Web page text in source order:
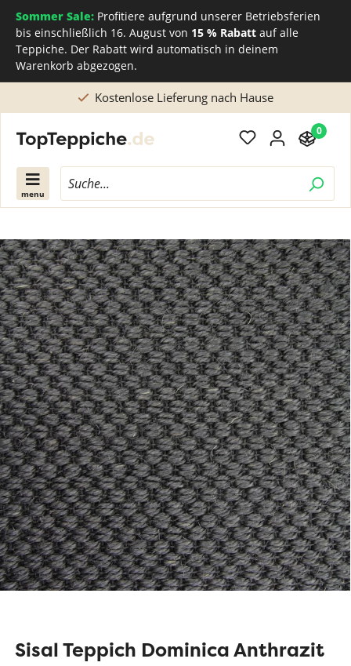
Sommer Sale: Profitiere aufgrund unserer Betriebsferien
bis einschließlich 16. August von 15 % Rabatt auf alle
Teppiche. Der Rabatt wird automatisch in deinem
Warenkorb abgezogen.
Kostenlose Lieferung nach Hause
menu
0
Sisal Teppich Dominica Anthrazit